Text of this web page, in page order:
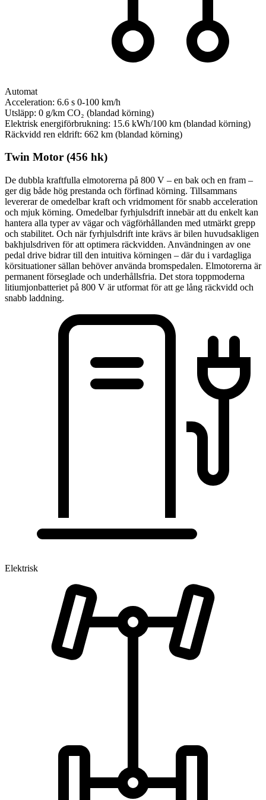
Automat
Acceleration: 6.6 s 0-100 km/h
Utsläpp: 0 g/km CO₂ (blandad körning)
Elektrisk energiförbrukning: 15.6 kWh/100 km (blandad körning)
Räckvidd ren eldrift: 662 km (blandad körning)
Twin Motor (456 hk)
De dubbla kraftfulla elmotorerna på 800 V – en bak och en fram –
ger dig både hög prestanda och förfinad körning. Tillsammans
levererar de omedelbar kraft och vridmoment för snabb acceleration
och mjuk körning. Omedelbar fyrhjulsdrift innebär att du enkelt kan
hantera alla typer av vägar och vägförhållanden med utmärkt grepp
och stabilitet. Och när fyrhjulsdrift inte krävs är bilen huvudsakligen
bakhjulsdriven för att optimera räckvidden. Användningen av one
pedal drive bidrar till den intuitiva körningen – där du i vardagliga
körsituationer sällan behöver använda bromspedalen. Elmotorerna är
permanent förseglade och underhållsfria. Det stora toppmoderna
litiumjonbatteriet på 800 V är utformat för att ge lång räckvidd och
snabb laddning.
Elektrisk